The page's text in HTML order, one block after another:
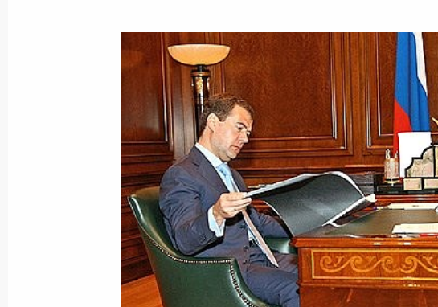
Дмитрий Медведев наградил украинских
за большой вклад в укрепление российско-
культурных связей
28 июля 2008 года, 18:30
Дмитрий Медведев выразил соболезнования
Украины Виктору Ющенко, родным и близким
в результате масштабного наводнения в
Украины
28 июля 2008 года, 17:00